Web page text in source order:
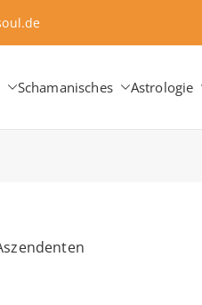
Homeopathy ∞
Schamanisches Astrologie